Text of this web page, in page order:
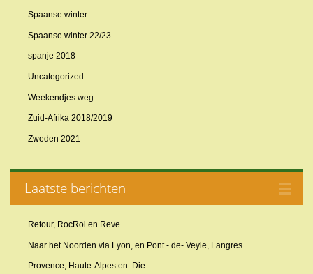
Spaanse winter
Spaanse winter 22/23
spanje 2018
Uncategorized
Weekendjes weg
Zuid-Afrika 2018/2019
Zweden 2021
Laatste berichten
Retour, RocRoi en Reve
Naar het Noorden via Lyon, en Pont - de- Veyle, Langres
Provence, Haute-Alpes en Die